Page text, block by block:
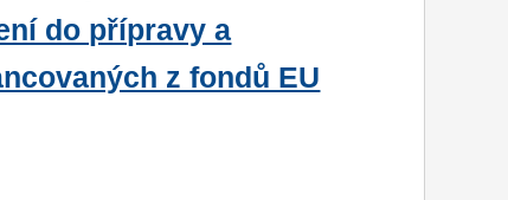
do přípravy a
z fondů EU